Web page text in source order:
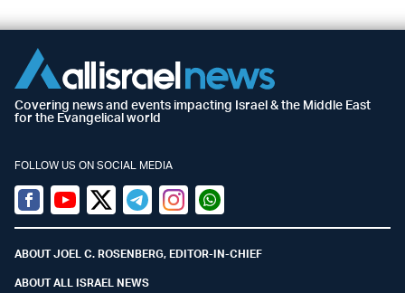
Covering news and events impacting Israel & the Middle East
for the Evangelical world
FOLLOW US ON SOCIAL MEDIA
Facebook
YoutubeTwitter (X)
TelegramInstagramWhatsapp
ABOUT JOEL C. ROSENBERG, EDITOR-IN-CHIEF
ABOUT ALL ISRAEL NEWS